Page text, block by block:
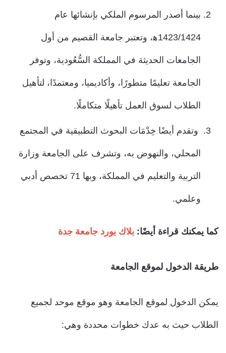
بينما أصدر المرسوم الملكي بإنشائها عام
1423/1424ه‍، وتعتبر جامعة القصيم من أول
الجامعات الحديثة في المملكة السُّعُودية، وتوفر
الجامعة تعليمًا متطورًا، وأكاديميا، ومعتمدًا، لتأهيل
الطلاب لسوق العمل تأهيلًا متكاملًا.
وتقدم أيضًا خِدْمَات البحوث التطبيقية في المجتمع
المحلي، والنهوض به، وتشرف على الجامعة وزارة
التربية والتعليم في المملكة، وبها 71 تخصص أدبي
وعلمي.
كما يمكنك قراءة أيضًا: بلاك بورد جامعة جدة
طريقة الدخول لموقع الجامعة
يمكن الدخول لموقع الجامعة وهو موقع موحد لجميع
الطلاب حيث به عدك خطوات محددة وهي: